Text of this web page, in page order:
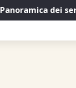
Panoramica dei